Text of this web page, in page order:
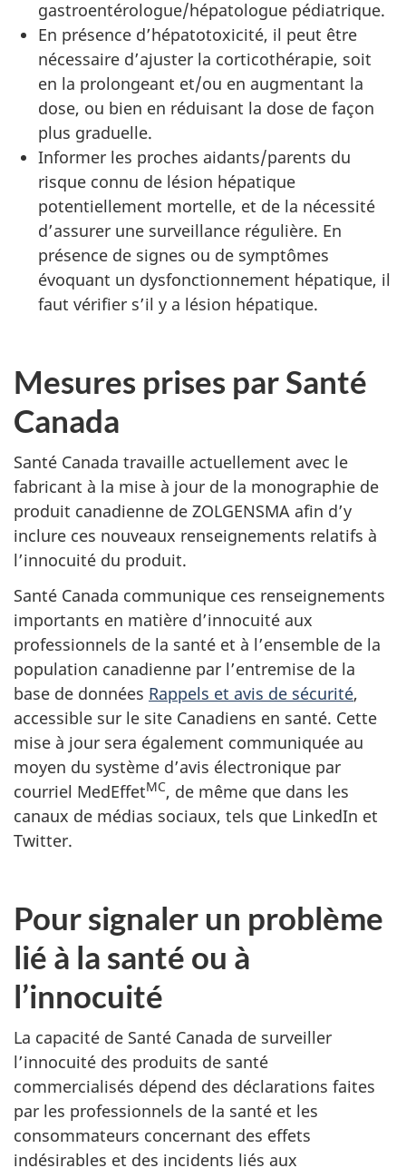
gastroentérologue/hépatologue pédiatrique.
En présence d’hépatotoxicité, il peut être
nécessaire d’ajuster la corticothérapie, soit
en la prolongeant et/ou en augmentant la
dose, ou bien en réduisant la dose de façon
plus graduelle.
Informer les proches aidants/parents du
risque connu de lésion hépatique
potentiellement mortelle, et de la nécessité
d’assurer une surveillance régulière. En
présence de signes ou de symptômes
évoquant un dysfonctionnement hépatique, il
faut vérifier s’il y a lésion hépatique.
Mesures prises par Santé
Canada
Santé Canada travaille actuellement avec le
fabricant à la mise à jour de la monographie de
produit canadienne de ZOLGENSMA afin d’y
inclure ces nouveaux renseignements relatifs à
l’innocuité du produit.
Santé Canada communique ces renseignements
importants en matière d’innocuité aux
professionnels de la santé et à l’ensemble de la
population canadienne par l’entremise de la
base de données Rappels et avis de sécurité,
accessible sur le site Canadiens en santé. Cette
mise à jour sera également communiquée au
moyen du système d’avis électronique par
courriel MedEffetMC, de même que dans les
canaux de médias sociaux, tels que LinkedIn et
Twitter.
Pour signaler un problème
lié à la santé ou à
l’innocuité
La capacité de Santé Canada de surveiller
l’innocuité des produits de santé
commercialisés dépend des déclarations faites
par les professionnels de la santé et les
consommateurs concernant des effets
indésirables et des incidents liés aux